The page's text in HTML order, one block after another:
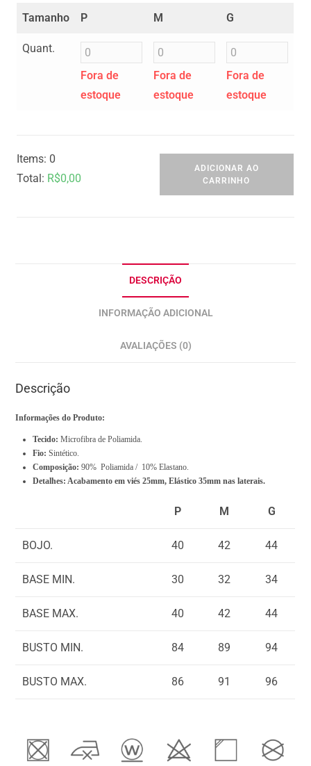
Tamanho P M G
Quant.
Fora de
estoque
Fora de
estoque
Fora de
estoque
Items: 0
Total: R$0,00
r
t
a
R
0
0
ADICIONAR AO
CARRINHO
DESCRIÇÃO
INFORMAÇÃO ADICIONAL
AVALIAÇÕES (0)
Descrição
Informações do Produto:
Tecido: Microfibra de Poliamida.
Fio: Sintético.
Composição: 90% Poliamida / 10% Elastano.
Detalhes: Acabamento em viés 25mm, Elástico 35mm nas laterais.
P M G
BOJO. 40 42 44
BASE MIN. 30 32 34
BASE MAX. 40 42 44
BUSTO MIN. 84 89 94
BUSTO MAX. 86 91 96